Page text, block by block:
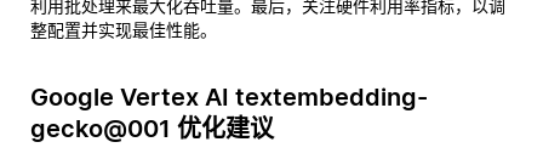
利用批处理来最大化吞吐量。最后，关注硬件利用率指标，以调
整配置并实现最佳性能。
Google Vertex AI textembedding-
gecko@001 优化建议